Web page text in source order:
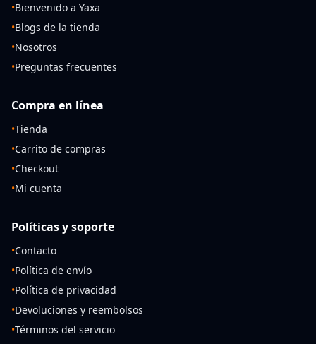
•Bienvenido a Yaxa
•Blogs de la tienda
•Nosotros
•Preguntas frecuentes
Compra en línea
•Tienda
•Carrito de compras
•Checkout
•Mi cuenta
Políticas y soporte
•Contacto
•Política de envío
•Política de privacidad
•Devoluciones y reembolsos
•Términos del servicio